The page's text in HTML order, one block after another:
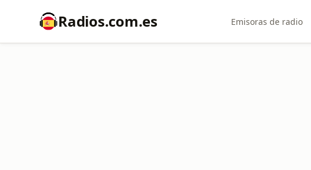
Radios.com.es Emisoras de radio